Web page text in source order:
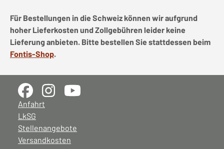
Für Bestellungen in die Schweiz können wir aufgrund
hoher Lieferkosten und Zollgebühren leider keine
Lieferung anbieten. Bitte bestellen Sie stattdessen beim
Fontis-Shop.
Anfahrt
LkSG
Stellenangebote
Versandkosten